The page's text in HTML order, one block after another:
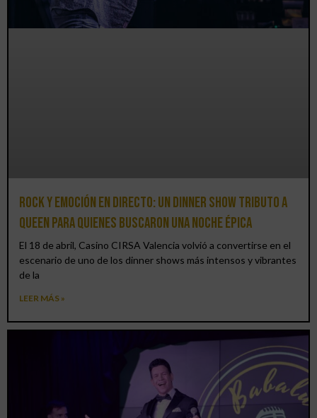
Rock y emoción en directo: un Dinner Show Tributo a
Queen para quienes buscaron una noche épica
El 18 de abril, Casino CIRSA Valencia volvió a convertirse en el
escenario de uno de los dinner shows más intensos y vibrantes
de la
LEER MÁS »